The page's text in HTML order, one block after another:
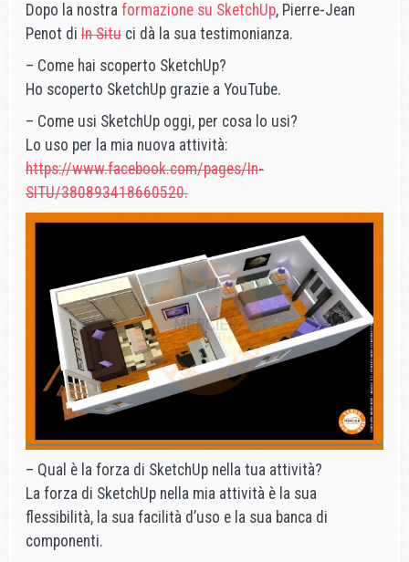
Dopo la nostra formazione su SketchUp, Pierre-Jean
Penot di In Situ ci dà la sua testimonianza.
– Come hai scoperto SketchUp?
Ho scoperto SketchUp grazie a YouTube.
– Come usi SketchUp oggi, per cosa lo usi?
Lo uso per la mia nuova attività:
https://www.facebook.com/pages/In-
SITU/380893418660520.
– Qual è la forza di SketchUp nella tua attività?
La forza di SketchUp nella mia attività è la sua
flessibilità, la sua facilità d’uso e la sua banca di
componenti.